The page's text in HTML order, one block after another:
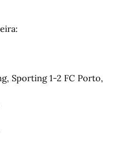
Sporting 1-2 FC Porto,